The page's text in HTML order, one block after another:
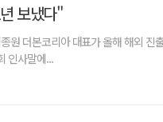
보냈다"
원 더본코리아 대표가 올해 해외 진
인사말에...